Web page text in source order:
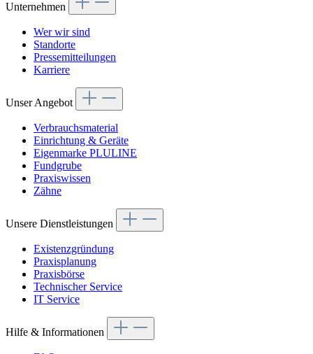
Unternehmen
Wer wir sind
Standorte
Pressemitteilungen
Karriere
Unser Angebot
Verbrauchsmaterial
Einrichtung & Geräte
Eigenmarke PLULINE
Fundgrube
Praxiswissen
Zähne
Unsere Dienstleistungen
Existenzgründung
Praxisplanung
Praxisbörse
Technischer Service
IT Service
Hilfe & Informationen